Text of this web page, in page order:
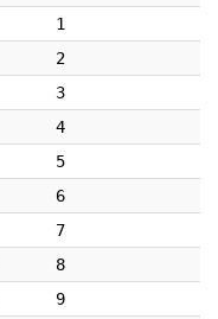
1
2
3
4
5
6
7
8
9